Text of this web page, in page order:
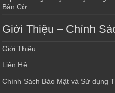
Bàn Cờ
Giới Thiệu – Chính
Giới Thiệu
Liên Hệ
Chính Sách Bảo Mật và Sử dụng